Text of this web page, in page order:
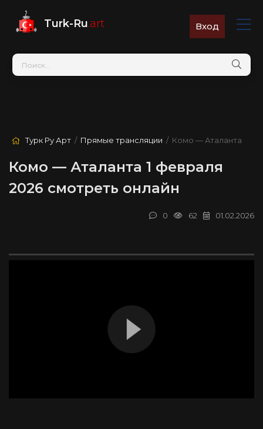
Turk-Ru.art Вход
Турк Ру Арт / Прямые трансляции / Комо — Аталанта
Комо — Аталанта 1 февраля
2026 смотреть онлайн
01.02.2026
62
0